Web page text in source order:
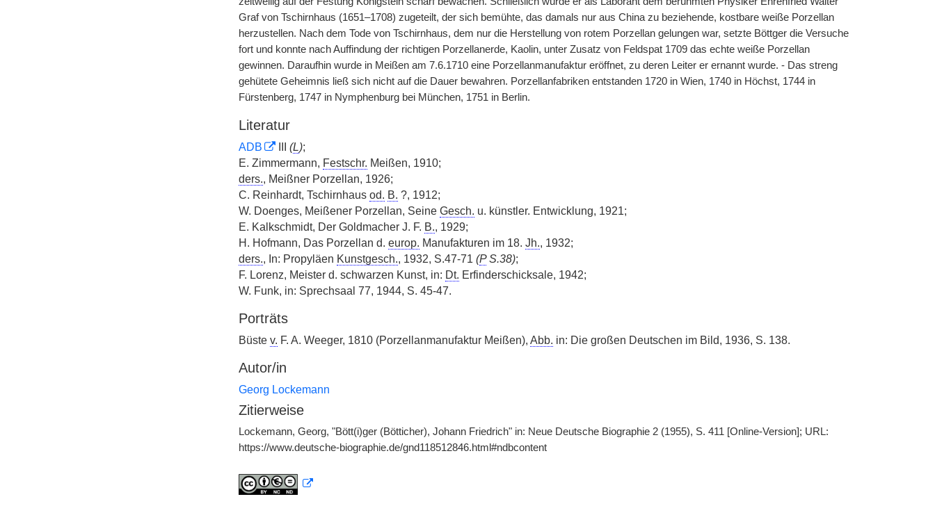
Graf von Tschirnhaus (1651–1708) zugeteilt, der sich bemühte, das damals nur aus China zu beziehende, kostbare weiße Porzellan
herzustellen. Nach dem Tode von Tschirnhaus, dem nur die Herstellung von rotem Porzellan gelungen war, setzte Böttger die Versuche
fort und konnte nach Auffindung der richtigen Porzellanerde, Kaolin, unter Zusatz von Feldspat 1709 das echte weiße Porzellan
gewinnen. Daraufhin wurde in Meißen am 7.6.1710 eine Porzellanmanufaktur eröffnet, zu deren Leiter er ernannt wurde. - Das streng
gehütete Geheimnis ließ sich nicht auf die Dauer bewahren. Porzellanfabriken entstanden 1720 in Wien, 1740 in Höchst, 1744 in
Fürstenberg, 1747 in Nymphenburg bei München, 1751 in Berlin.
Literatur
ADB III (L);
E. Zimmermann, Festschr. Meißen, 1910;
ders., Meißner Porzellan, 1926;
C. Reinhardt, Tschirnhaus od. B. ?, 1912;
W. Doenges, Meißener Porzellan, Seine Gesch. u. künstler. Entwicklung, 1921;
E. Kalkschmidt, Der Goldmacher J. F. B., 1929;
H. Hofmann, Das Porzellan d. europ. Manufakturen im 18. Jh., 1932;
ders., In: Propyläen Kunstgesch., 1932, S.47-71 (PS.38);
F. Lorenz, Meister d. schwarzen Kunst, in: Dt. Erfinderschicksale, 1942;
W. Funk, in: Sprechsaal 77, 1944, S. 45-47.
Porträts
Büste v. F. A. Weeger, 1810 (Porzellanmanufaktur Meißen), Abb. in: Die großen Deutschen im Bild, 1936, S. 138.
Autor/in
Georg Lockemann
Zitierweise
Lockemann, Georg, "Bött(i)ger (Bötticher), Johann Friedrich" in: Neue Deutsche Biographie 2 (1955), S. 411 [Online-Version]; URL:
https://www.deutsche-biographie.de/gnd118512846.html#ndbcontent